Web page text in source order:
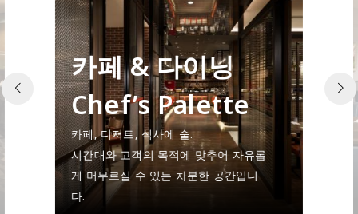
카페 & 다이닝
Chef’s Palette
카페, 디저트, 식사에 술.
시간대와 고객의 목적에 맞추어 자유롭
게 머무르실 수 있는 차분한 공간입니
다.